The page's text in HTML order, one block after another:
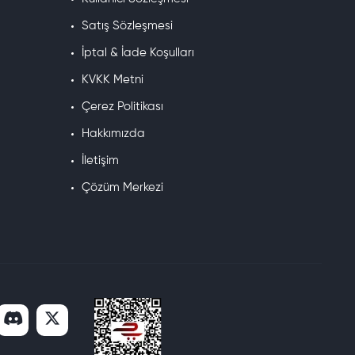
NG bakiyeleri otomatik olarak TG'ye dönüştürüldü.
teslim edilir.
Satış Sözleşmesi
İptal & İade Koşulları
KVKK Metni
Çerez Politikası
Hakkımızda
İletişim
Çözüm Merkezi